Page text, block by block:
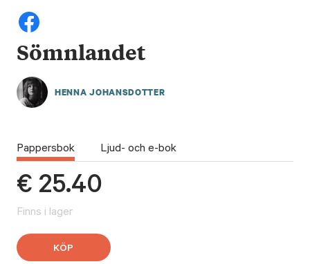
Sömnlandet
HENNA JOHANSDOTTER
Pappersbok Ljud- och e-bok
€ 25.40
Finns i lager
KÖP